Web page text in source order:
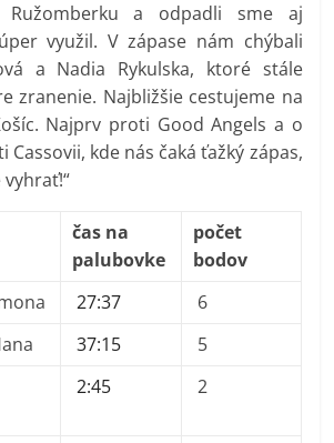
Ružomberku a odpadli sme aj
využil. V zápase nám chýbali
a Nadia Rykulska, ktoré stále
zranenie. Najbližšie cestujeme na
Najprv proti Good Angels a o
kde nás čaká ťažký zápas,
čas na
palubovke
počet
bodov
27:37
6
37:15
5
2:45 2